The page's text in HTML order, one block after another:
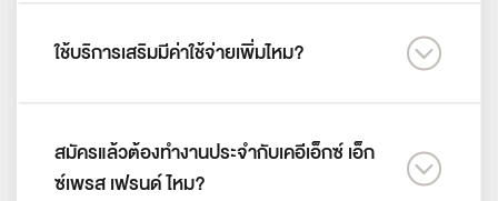
ใช้บริการเสริมมีค่าใช้จ่ายเพิ่มไหม?
สมัครแล้วต้องทำงานประจำกับเคอีเอ็กซ์ เอ็ก
ซ์เพรส เฟรนด์ ไหม?